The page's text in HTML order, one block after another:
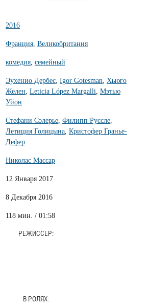
2016
Франция, Великобритания
комедия, семейный
Эухенио Дербес, Igor Gotesman, Хьюго
Желен, Leticia López Margalli, Мэтью
Уйон
Стефани Сэлерье, Филипп Руссле,
Летиция Голицына, Кристофер Гранье-
Дефер
Николас Массар
12 Января 2017
8 Декабря 2016
118 мин. / 01:58
РЕЖИССЕР:
В РОЛЯХ: